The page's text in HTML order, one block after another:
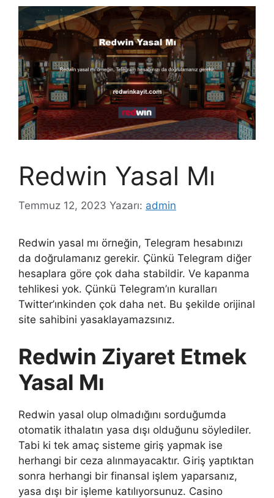
Redwin Yasal Mı
Temmuz 12, 2023 Yazarı: admin
Redwin yasal mı örneğin, Telegram hesabınızı
da doğrulamanız gerekir. Çünkü Telegram diğer
hesaplara göre çok daha stabildir. Ve kapanma
tehlikesi yok. Çünkü Telegram’ın kuralları
Twitter’ınkinden çok daha net. Bu şekilde orijinal
site sahibini yasaklayamazsınız.
Redwin Ziyaret Etmek
Yasal Mı
Redwin yasal olup olmadığını sorduğumda
otomatik ithalatın yasa dışı olduğunu söylediler.
Tabi ki tek amaç sisteme giriş yapmak ise
herhangi bir ceza alınmayacaktır. Giriş yaptıktan
sonra herhangi bir finansal işlem yaparsanız,
yasa dışı bir işleme katılıyorsunuz. Casino